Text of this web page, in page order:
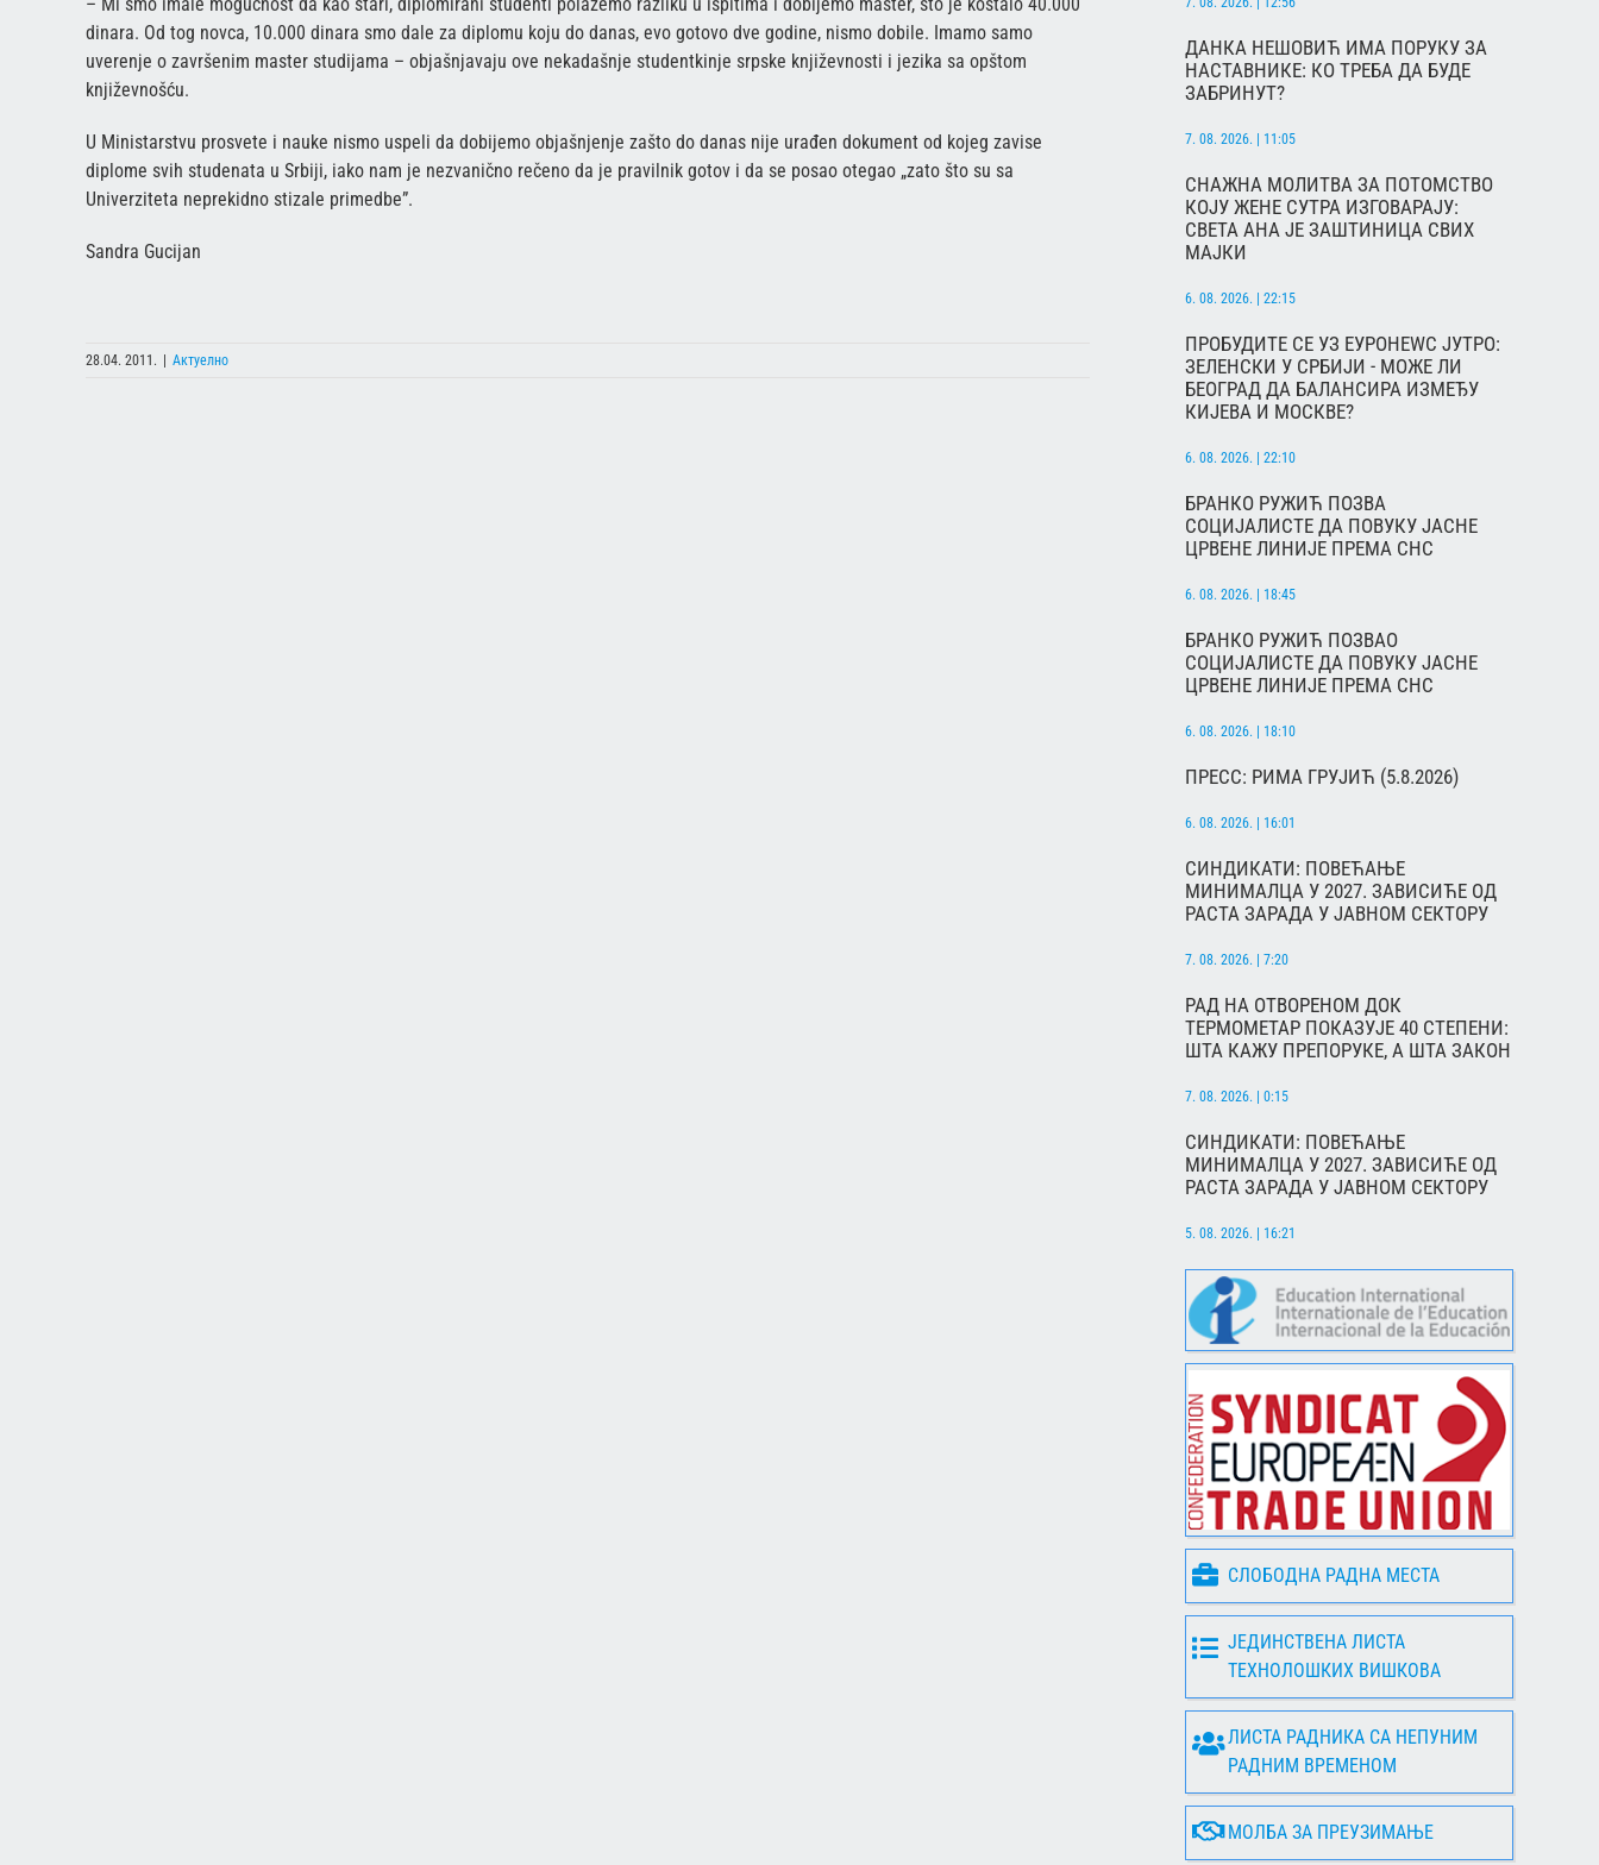
– Mi smo imale mogućnost da kao stari, diplomirani studenti polažemo razliku u ispitima i dobijemo master, što je koštalo 40.000
dinara. Od tog novca, 10.000 dinara smo dale za diplomu koju do danas, evo gotovo dve godine, nismo dobile. Imamo samo
uverenje o završenim master studijama – objašnjavaju ove nekadašnje studentkinje srpske književnosti i jezika sa opštom
književnošću.
U Ministarstvu prosvete i nauke nismo uspeli da dobijemo objašnjenje zašto do danas nije urađen dokument od kojeg zavise
diplome svih studenata u Srbiji, iako nam je nezvanično rečeno da je pravilnik gotov i da se posao otegao „zato što su sa
Univerziteta neprekidno stizale primedbe”.
Sandra Gucijan
28.04. 2011. Актуелно
ДАНКА НЕШОВИЋ ИМА ПОРУКУ ЗА
НАСТАВНИКЕ: КО ТРЕБА ДА БУДЕ
ЗАБРИНУТ?
7. 08. 2026. | 11:05
СНАЖНА МОЛИТВА ЗА ПОТОМСТВО
КОЈУ ЖЕНЕ СУТРА ИЗГОВАРАЈУ:
СВЕТА АНА ЈЕ ЗАШТИНИЦА СВИХ
МАЈКИ
6. 08. 2026. | 22:15
ПРОБУДИТЕ СЕ УЗ ЕУРОНЕWС ЈУТРО:
ЗЕЛЕНСКИ У СРБИЈИ - МОЖЕ ЛИ
БЕОГРАД ДА БАЛАНСИРА ИЗМЕЂУ
КИЈЕВА И МОСКВЕ?
6. 08. 2026. | 22:10
БРАНКО РУЖИЋ ПОЗВА
СОЦИЈАЛИСТЕ ДА ПОВУКУ ЈАСНЕ
ЦРВЕНЕ ЛИНИЈЕ ПРЕМА СНС
6. 08. 2026. | 18:45
БРАНКО РУЖИЋ ПОЗВАО
СОЦИЈАЛИСТЕ ДА ПОВУКУ ЈАСНЕ
ЦРВЕНЕ ЛИНИЈЕ ПРЕМА СНС
6. 08. 2026. | 18:10
ПРЕСС: РИМА ГРУЈИЋ (5.8.2026)
6. 08. 2026. | 16:01
СИНДИКАТИ: ПОВЕЋАЊЕ
МИНИМАЛЦА У 2027. ЗАВИСИЋЕ ОД
РАСТА ЗАРАДА У ЈАВНОМ СЕКТОРУ
7. 08. 2026. | 7:20
РАД НА ОТВОРЕНОМ ДОК
ТЕРМОМЕТАР ПОКАЗУЈЕ 40 СТЕПЕНИ:
ШТА КАЖУ ПРЕПОРУКЕ, А ШТА ЗАКОН
7. 08. 2026. | 0:15
СИНДИКАТИ: ПОВЕЋАЊЕ
МИНИМАЛЦА У 2027. ЗАВИСИЋЕ ОД
РАСТА ЗАРАДА У ЈАВНОМ СЕКТОРУ
5. 08. 2026. | 16:21
СЛОБОДНА РАДНА МЕСТА
ЈЕДИНСТВЕНА ЛИСТА
ТЕХНОЛОШКИХ ВИШКОВА
ЛИСТА РАДНИКА СА НЕПУНИМ
РАДНИМ ВРЕМЕНОМ
МОЛБА ЗА ПРЕУЗИМАЊЕ